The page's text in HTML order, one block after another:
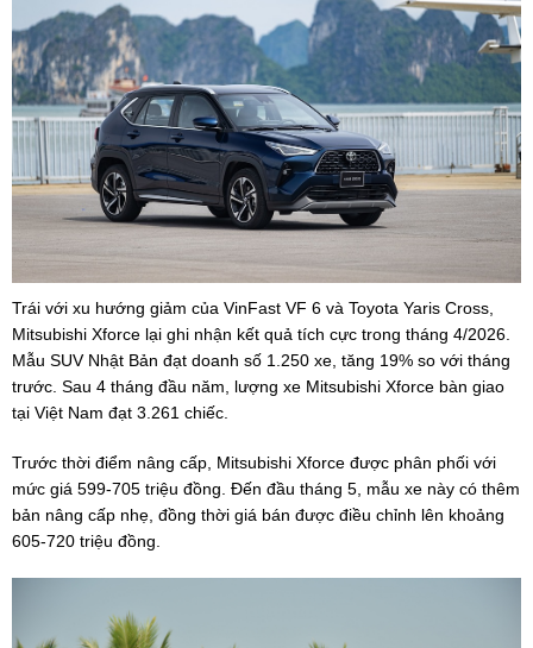
Trái với xu hướng giảm của VinFast VF 6 và Toyota Yaris Cross,
Mitsubishi Xforce lại ghi nhận kết quả tích cực trong tháng 4/2026.
Mẫu SUV Nhật Bản đạt doanh số 1.250 xe, tăng 19% so với tháng
trước. Sau 4 tháng đầu năm, lượng xe Mitsubishi Xforce bàn giao
tại Việt Nam đạt 3.261 chiếc.
Trước thời điểm nâng cấp, Mitsubishi Xforce được phân phối với
mức giá 599-705 triệu đồng. Đến đầu tháng 5, mẫu xe này có thêm
bản nâng cấp nhẹ, đồng thời giá bán được điều chỉnh lên khoảng
605-720 triệu đồng.